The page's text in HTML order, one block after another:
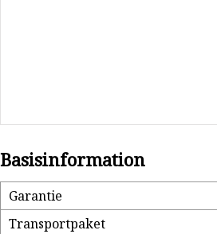
Basisinformation
Garantie
Transportpaket